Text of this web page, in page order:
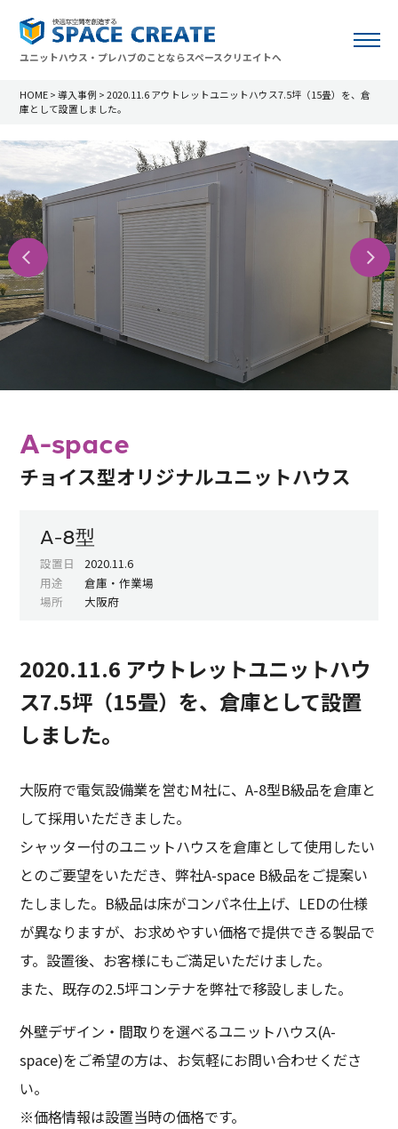
ユニットハウス・プレハブのことならスペースクリエイトへ
HOME >導入事例 >2020.11.6 アウトレットユニットハウス7.5坪（15畳）を、倉
庫として設置しました。
A-space
チョイス型オリジナルユニットハウス
A-8型
設置日
2020.11.6
用途
倉庫・作業場
場所
大阪府
2020.11.6 アウトレットユニットハウ
ス7.5坪（15畳）を、倉庫として設置
しました。
大阪府で電気設備業を営むM社に、A-8型B級品を倉庫と
して採用いただきました。
シャッター付のユニットハウスを倉庫として使用したい
とのご要望をいただき、弊社A-space B級品をご提案い
たしました。B級品は床がコンパネ仕上げ、LEDの仕様
が異なりますが、お求めやすい価格で提供できる製品で
す。設置後、お客様にもご満足いただけました。
また、既存の2.5坪コンテナを弊社で移設しました。
外壁デザイン・間取りを選べるユニットハウス(A-
space)をご希望の方は、お気軽にお問い合わせくださ
い。
※価格情報は設置当時の価格です。